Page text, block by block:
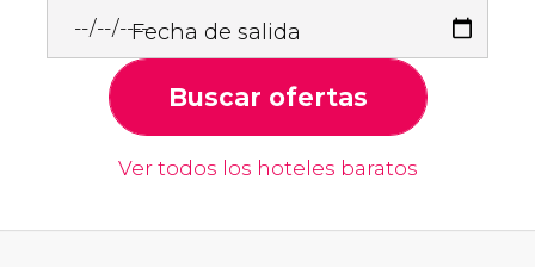
Fecha de salida
Buscar ofertas
Ver todos los hoteles baratos